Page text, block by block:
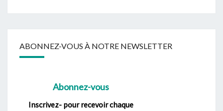
ABONNEZ-VOUS À NOTRE NEWSLETTER
Abonnez-vous
Inscrivez- pour recevoir chaque